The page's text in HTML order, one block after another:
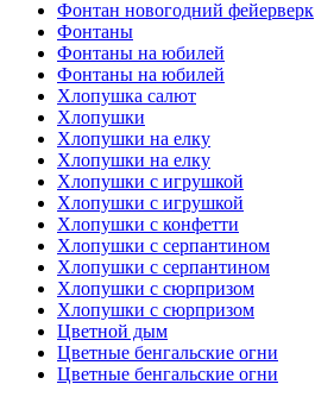
Фонтан новогодний фейерверк
Фонтаны
Фонтаны на юбилей
Фонтаны на юбилей
Хлопушка салют
Хлопушки
Хлопушки на елку
Хлопушки на елку
Хлопушки с игрушкой
Хлопушки с игрушкой
Хлопушки с конфетти
Хлопушки с серпантином
Хлопушки с серпантином
Хлопушки с сюрпризом
Хлопушки с сюрпризом
Цветной дым
Цветные бенгальские огни
Цветные бенгальские огни